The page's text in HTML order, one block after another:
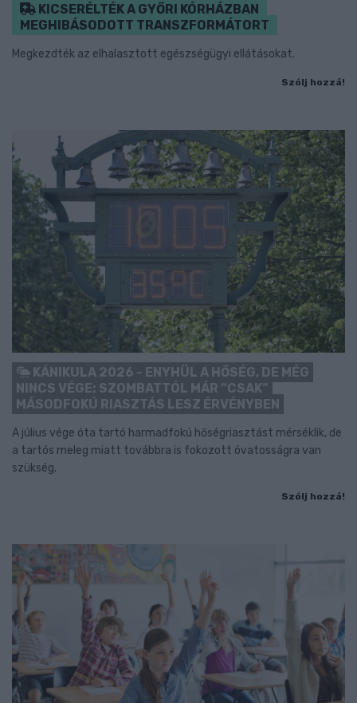
KICSERÉLTÉK A GYŐRI KÓRHÁZBAN
MEGHIBÁSODOTT TRANSZFORMÁTORT
Megkezdték az elhalasztott egészségügyi ellátásokat.
Szólj hozzá!
KÁNIKULA 2026 - ENYHÜL A HŐSÉG, DE MÉG
NINCS VÉGE: SZOMBATTÓL MÁR “CSAK”
MÁSODFOKÚ RIASZTÁS LESZ ÉRVÉNYBEN
A július vége óta tartó harmadfokú hőségriasztást mérséklik, de
a tartós meleg miatt továbbra is fokozott óvatosságra van
szükség.
Szólj hozzá!